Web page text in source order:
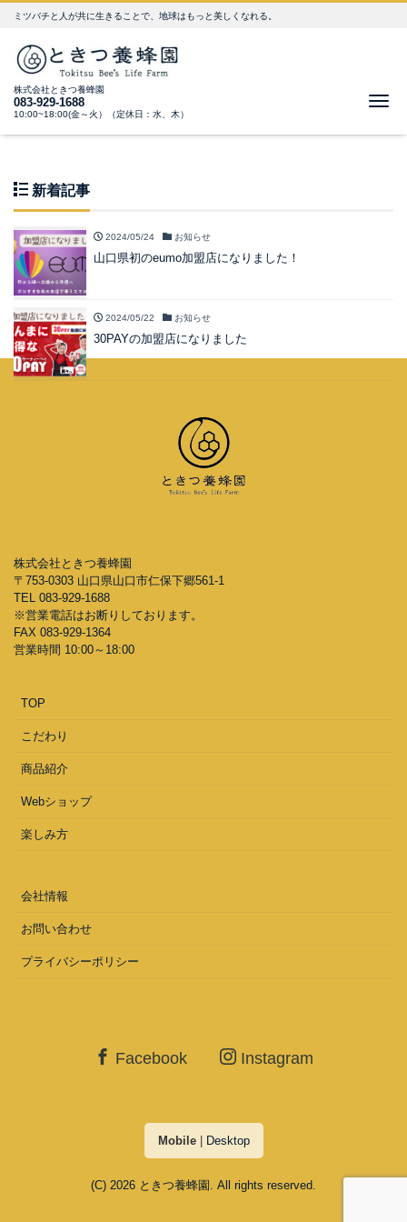
ミツバチと人が共に生きることで、地球はもっと美しくなれる。
株式会社ときつ養蜂園
083-929-1688
10:00~18:00(金～火）（定休日：水、木）
新着記事
2024/05/24 お知らせ
山口県初のeumo加盟店になりました！
2024/05/22 お知らせ
30PAYの加盟店になりました
株式会社ときつ養蜂園
〒753-0303 山口県山口市仁保下郷561-1
TEL 083-929-1688
※営業電話はお断りしております。
FAX 083-929-1364
営業時間 10:00～18:00
TOP
こだわり
商品紹介
Webショップ
楽しみ方
会社情報
お問い合わせ
プライバシーポリシー
Facebook Instagram
Mobile| Desktop
(C) 2026 ときつ養蜂園 . All rights reserved.